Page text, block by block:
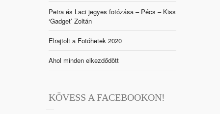
Petra és Laci jegyes fotózása – Pécs – Kiss
‘Gadget’ Zoltán
Elrajtolt a Fotóhetek 2020
Ahol minden elkezdődött
KÖVESS A FACEBOOKON!